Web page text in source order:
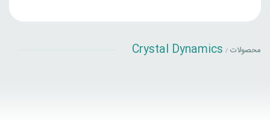
محصولات /
Crystal Dynamics